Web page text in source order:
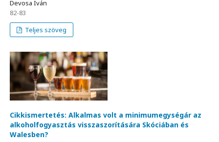
Devosa Iván
82-83
Teljes szöveg
Cikkismertetés: Alkalmas volt a minimumegységár az
alkoholfogyasztás visszaszorítására Skóciában és
Walesben?